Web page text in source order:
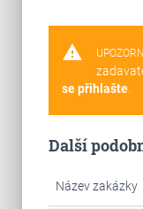
warning
se přihlašte.
Další
Název zakázky